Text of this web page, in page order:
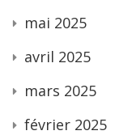
mai 2025
avril 2025
mars 2025
février 2025